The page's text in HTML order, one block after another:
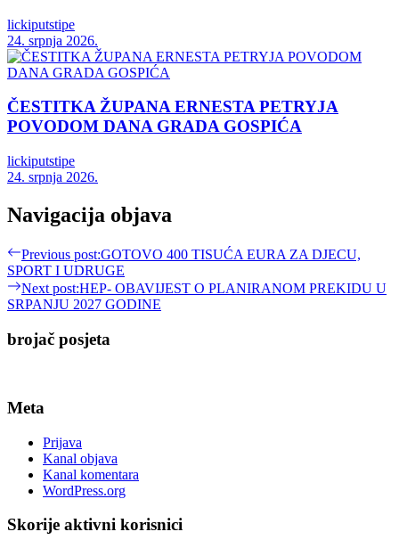
lickiputstipe
24. srpnja 2026.
ČESTITKA ŽUPANA ERNESTA PETRYJA
POVODOM DANA GRADA GOSPIĆA
lickiputstipe
24. srpnja 2026.
Navigacija objava
Previous post:GOTOVO 400 TISUĆA EURA ZA DJECU,
SPORT I UDRUGE
Next post:HEP- OBAVIJEST O PLANIRANOM PREKIDU U
SRPANJU 2027 GODINE
brojač posjeta
Meta
Prijava
Kanal objava
Kanal komentara
WordPress.org
Skorije aktivni korisnici